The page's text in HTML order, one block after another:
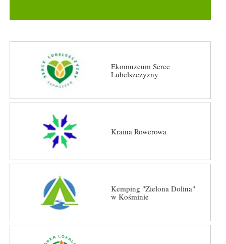
Ekomuzeum Serce
Lubelszczyzny
Kraina Rowerowa
Kemping "Zielona Dolina"
w Kośminie